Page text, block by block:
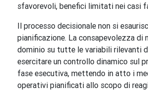
sfavorevoli, benefici limitati nei casi
Il processo decisionale non si
pianificazione. La consapevolezza di
dominio su tutte le variabili rilevanti
esercitare un controllo dinamico sul
fase esecutiva, mettendo in atto i
operativi pianificati allo scopo di